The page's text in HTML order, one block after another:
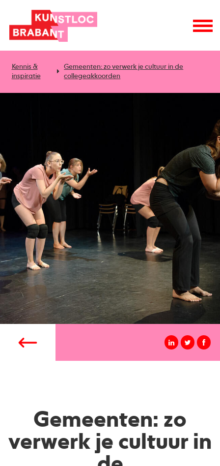
Kennis &
inspiratie
Gemeenten: zo verwerk je cultuur in de
collegeakkoorden
Gemeenten: zo
verwerk je cultuur in